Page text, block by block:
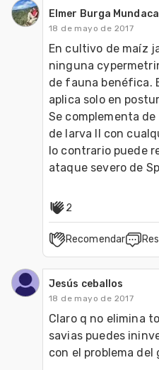
Elmer Burga Mundaca
18 de mayo de 2017
En cultivo de maíz
ninguna
de fauna benéfica.
aplica solo en
Se complementa
de larva II con
lo contrario puede
ataque severo de
2
Recomendar
Jesús ceballos
18 de mayo de 2017
Claro q no elimina
savias puedes
con el problema del